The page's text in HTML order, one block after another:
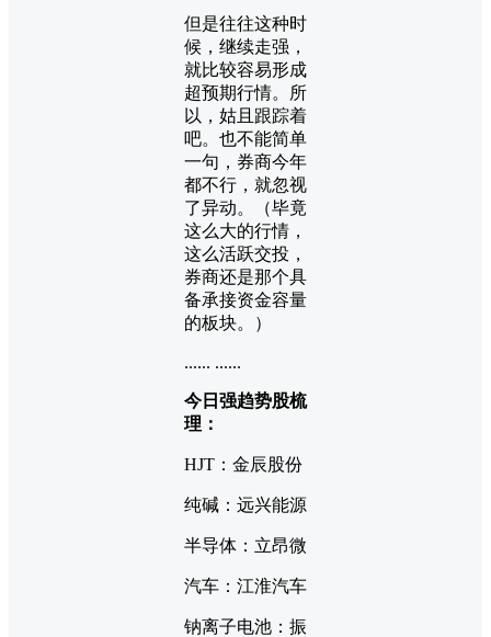
但是往往这种时
候，继续走强，
就比较容易形成
超预期行情。所
以，姑且跟踪着
吧。也不能简单
一句，券商今年
都不行，就忽视
了异动。（毕竟
这么大的行情，
这么活跃交投，
券商还是那个具
备承接资金容量
的板块。）
...... ......
今日强趋势股梳
理：
HJT：金辰股份
纯碱：远兴能源
半导体：立昂微
汽车：江淮汽车
钠离子电池：振